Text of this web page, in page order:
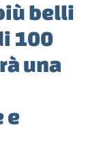
belli
100
una
e